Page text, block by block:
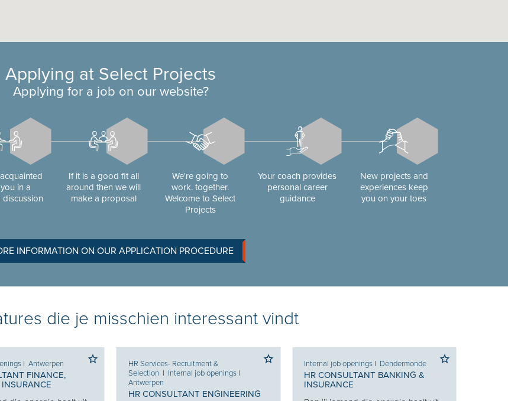
Applying at Select Projects
Applying for a job on our website?
in a
discussion
If it is a good fit all
around then we will
make a proposal
We're going to
work. together.
Welcome to Select
Projects
Your coach provides
personal career
guidance
New projects and
experiences keep
you on your toes
INFORMATION ON OUR APPLICATION PROCEDURE
die je misschien interessant vindt
I Antwerpen
FINANCE,
HR Services- Recruitment &
Selection I Internal job openings I
Antwerpen
HR CONSULTANT ENGINEERING
Internal job openings I Dendermonde
HR CONSULTANT BANKING &
INSURANCE